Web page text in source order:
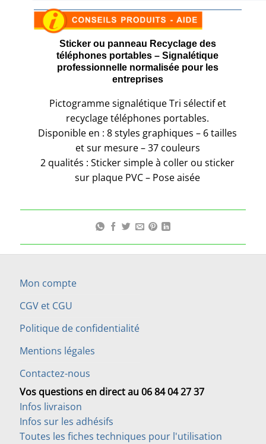
Sticker ou panneau Recyclage des
téléphones portables – Signalétique
professionnelle normalisée pour les
entreprises
Pictogramme signalétique Tri sélectif et
recyclage téléphones portables.
Disponible en : 8 styles graphiques – 6 tailles
et sur mesure – 37 couleurs
2 qualités : Sticker simple à coller ou sticker
sur plaque PVC – Pose aisée
Mon compte
CGV et CGU
Politique de confidentialité
Mentions légales
Contactez-nous
Vos questions en direct au 06 84 04 27 37
Infos livraison
Infos sur les adhésifs
Toutes les fiches techniques pour l'utilisation